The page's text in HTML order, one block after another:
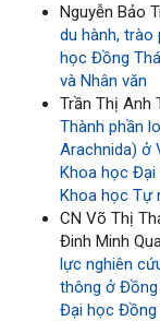
Nguyễn Bảo
du hành, trào
học Đồng
và Nhân văn
Trần Thị Anh
Thành phần
Arachnida) ở
Khoa học Đại
Khoa học Tự
CN Võ Thị
Đinh Minh
lực nghiên
thông ở Đồng
Đại học Đồng